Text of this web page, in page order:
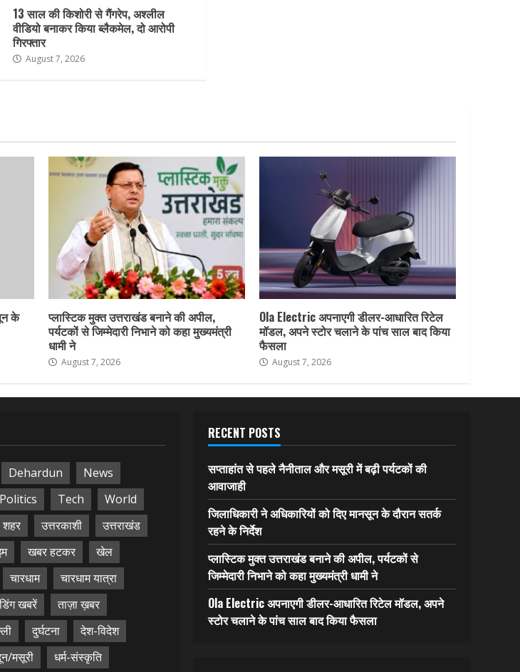
13 साल की किशोरी से गैंगरेप, अश्लील
वीडियो बनाकर किया ब्लैकमेल, दो आरोपी
गिरफ्तार
August 7, 2026
के
प्लास्टिक मुक्त उत्तराखंड बनाने की अपील,
पर्यटकों से जिम्मेदारी निभाने को कहा मुख्यमंत्री
धामी ने
August 7, 2026
Ola Electric अपनाएगी डीलर-आधारित रिटेल
मॉडल, अपने स्टोर चलाने के पांच साल बाद किया
फैसला
August 7, 2026
Dehardun
News
Politics Tech
World
उत्तरकाशी
उत्तराखंड
खबर हटकर
खेल
चारधाम
चारधाम यात्रा
खबरें
ताज़ा ख़बर
दुर्घटना
देश-विदेश
मसूरी धर्म-संस्कृति
RECENT POSTS
सप्ताहांत से पहले नैनीताल और मसूरी में बढ़ी पर्यटकों की
आवाजाही
जिलाधिकारी ने अधिकारियों को दिए मानसून के दौरान सतर्क
रहने के निर्देश
प्लास्टिक मुक्त उत्तराखंड बनाने की अपील, पर्यटकों से
जिम्मेदारी निभाने को कहा मुख्यमंत्री धामी ने
Ola Electric अपनाएगी डीलर-आधारित रिटेल मॉडल, अपने
स्टोर चलाने के पांच साल बाद किया फैसला